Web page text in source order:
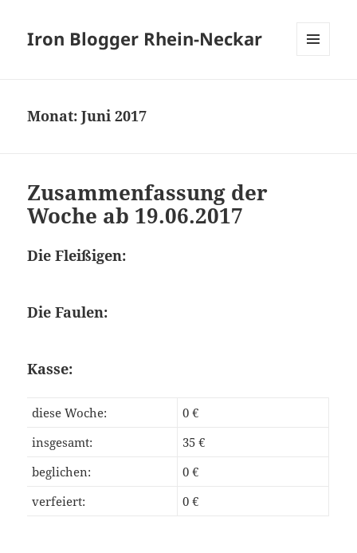
Iron Blogger Rhein-Neckar
Monat:Juni 2017
Zusammenfassung der
Woche ab 19.06.2017
Die Fleißigen:
Die Faulen:
Kasse:
diese Woche:
0 €
insgesamt:
35 €
beglichen:
0 €
verfeiert:
0 €